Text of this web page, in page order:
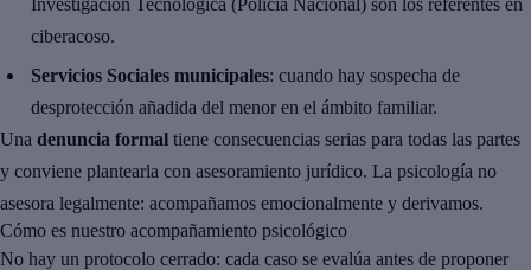
ciberacoso.
Servicios Sociales municipales: cuando hay sospecha de
desprotección añadida del menor en el ámbito familiar.
Una denuncia formal tiene consecuencias serias para todas las partes
y conviene plantearla con asesoramiento jurídico. La psicología no
asesora legalmente: acompañamos emocionalmente y derivamos.
Cómo es nuestro acompañamiento psicológico
No hay un protocolo cerrado: cada caso se evalúa antes de proponer